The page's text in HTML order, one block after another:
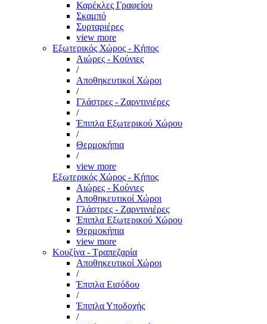
Καρέκλες Γραφείου
Σκαμπό
Συρταριέρες
view more
Εξωτερικός Χώρος - Κήπος
Αιώρες - Κούνιες
/
Αποθηκευτικοί Χώροι
/
Γλάστρες - Ζαρντινιέρες
/
Έπιπλα Εξωτερικού Χώρου
/
Θερμοκήπια
/
view more
Εξωτερικός Χώρος - Κήπος
Αιώρες - Κούνιες
Αποθηκευτικοί Χώροι
Γλάστρες - Ζαρντινιέρες
Έπιπλα Εξωτερικού Χώρου
Θερμοκήπια
view more
Κουζίνα - Τραπεζαρία
Αποθηκευτικοί Χώροι
/
Έπιπλα Εισόδου
/
Έπιπλα Υποδοχής
/